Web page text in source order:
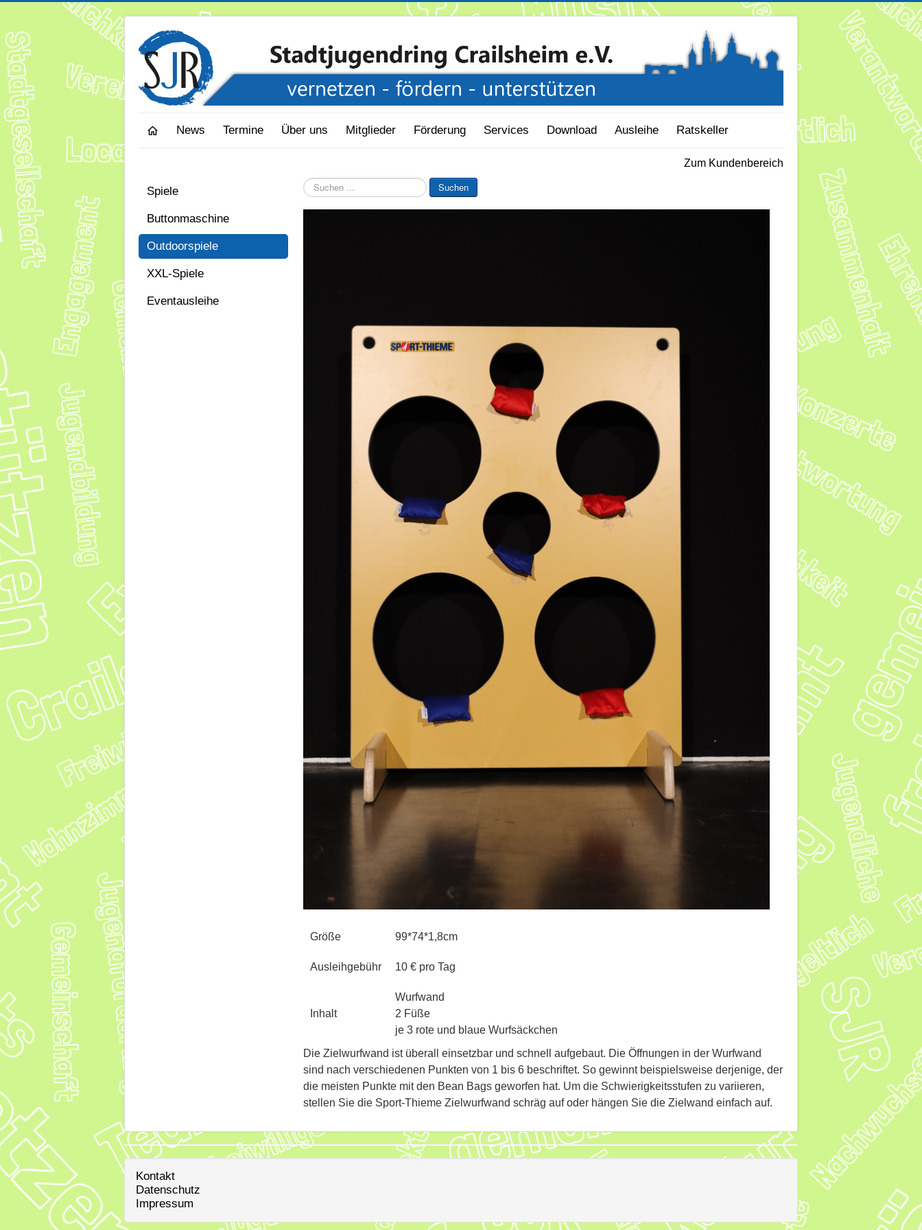
News Termine Über uns Mitglieder Förderung Services Download Ausleihe Ratskeller
Zum Kundenbereich
Spiele
Buttonmaschine
Outdoorspiele
XXL-Spiele
Eventausleihe
Suchen
...
Suchen
Größe 99*74*1,8cm
Ausleihgebühr 10 € pro Tag
Inhalt
Wurfwand
2 Füße
je 3 rote und blaue Wurfsäckchen
Die Zielwurfwand ist überall einsetzbar und schnell aufgebaut. Die Öffnungen in der Wurfwand
sind nach verschiedenen Punkten von 1 bis 6 beschriftet. So gewinnt beispielsweise derjenige, der
die meisten Punkte mit den Bean Bags geworfen hat. Um die Schwierigkeitsstufen zu variieren,
stellen Sie die Sport-Thieme Zielwurfwand schräg auf oder hängen Sie die Zielwand einfach auf.
Kontakt
Datenschutz
Impressum